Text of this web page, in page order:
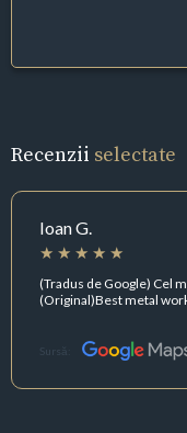
Recenzii selectate
Ioan G.
(Tradus de Google) Cel
(Original)Best metal
Sursă: